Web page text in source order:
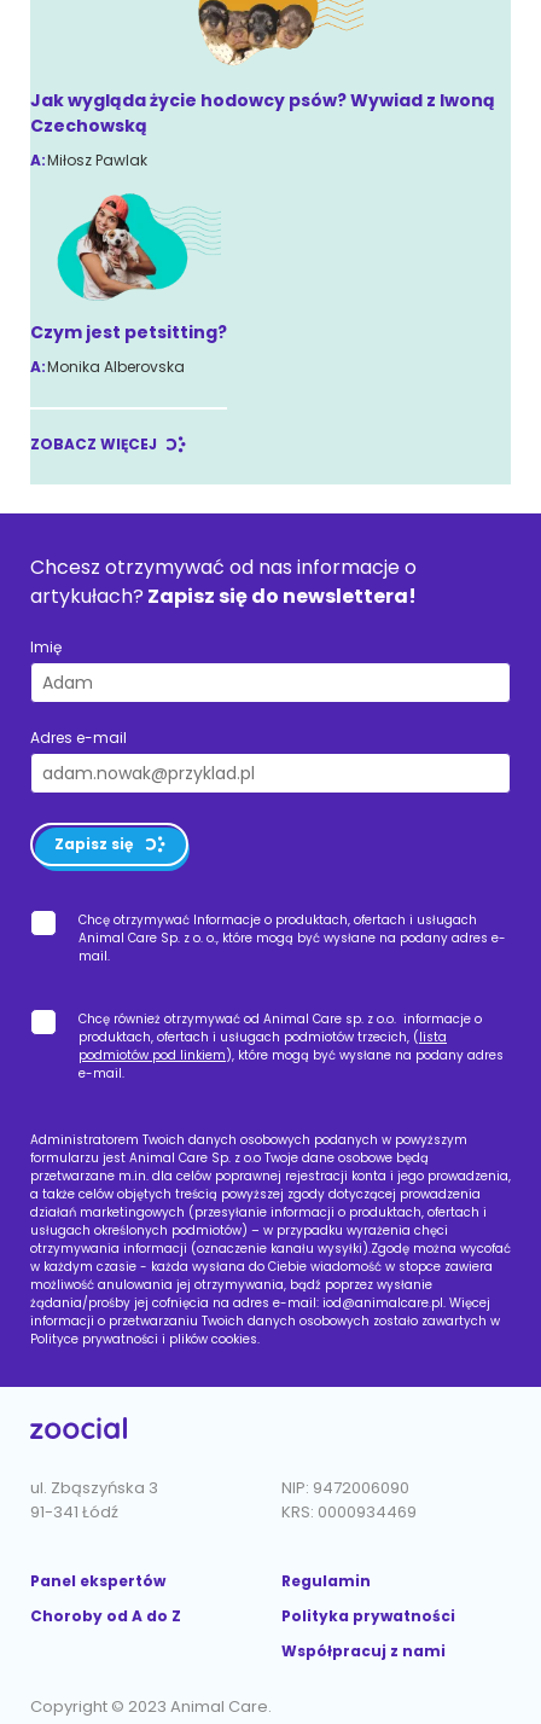
Jak wygląda życie hodowcy psów? Wywiad z Iwoną
Czechowską
A:Miłosz Pawlak
Czym jest petsitting?
A:Monika Alberovska
ZOBACZ WIĘCEJ
Chcesz otrzymywać od nas informacje o
artykułach? Zapisz się do newslettera!
Imię
Adres e-mail
Zapisz się
Chcę otrzymywać Informacje o produktach, ofertach i usługach
Animal Care Sp. z o. o., które mogą być wysłane na podany adres e-
mail.
Chcę również otrzymywać od Animal Care sp. z o.o. informacje o
produktach, ofertach i usługach podmiotów trzecich, (lista
podmiotów pod linkiem), które mogą być wysłane na podany adres
e-mail.
Administratorem Twoich danych osobowych podanych w powyższym
formularzu jest Animal Care Sp. z o.o Twoje dane osobowe będą
przetwarzane m.in. dla celów poprawnej rejestracji konta i jego prowadzenia,
a także celów objętych treścią powyższej zgody dotyczącej prowadzenia
działań marketingowych (przesyłanie informacji o produktach, ofertach i
usługach określonych podmiotów) – w przypadku wyrażenia chęci
otrzymywania informacji (oznaczenie kanału wysyłki).Zgodę można wycofać
w każdym czasie - każda wysłana do Ciebie wiadomość w stopce zawiera
możliwość anulowania jej otrzymywania, bądź poprzez wysłanie
żądania/prośby jej cofnięcia na adres e-mail: iod@animalcare.pl. Więcej
informacji o przetwarzaniu Twoich danych osobowych zostało zawartych w
Polityce prywatności i plików cookies.
ul. Zbąszyńska 3
91-341 Łódź
NIP: 9472006090
KRS: 0000934469
Panel ekspertów
Choroby od A do Z
Regulamin
Polityka prywatności
Współpracuj z nami
Copyright © 2023 Animal Care.